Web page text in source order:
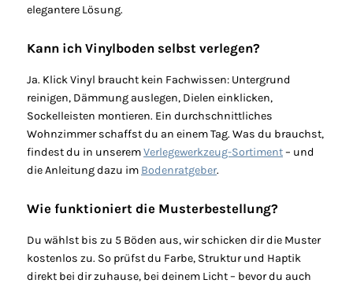
elegantere Lösung.
Kann ich Vinylboden selbst verlegen?
Ja. Klick Vinyl braucht kein Fachwissen: Untergrund
reinigen, Dämmung auslegen, Dielen einklicken,
Sockelleisten montieren. Ein durchschnittliches
Wohnzimmer schaffst du an einem Tag. Was du brauchst,
findest du in unseremVerlegewerkzeug-Sortiment– und
die Anleitung dazu im Bodenratgeber.
Wie funktioniert die Musterbestellung?
Du wählst bis zu 5 Böden aus, wir schicken dir die Muster
kostenlos zu. So prüfst du Farbe, Struktur und Haptik
direkt bei dir zuhause, bei deinem Licht – bevor du auch